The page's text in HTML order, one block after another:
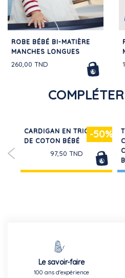
ROBE BÉBÉ BI-MATIÈRE
MANCHES LONGUES
260,00 TND
-50%
CARDIGAN EN TRICOT
DE COTON BÉBÉ
97,50 TND
Le savoir-faire
100 ans d'expérience